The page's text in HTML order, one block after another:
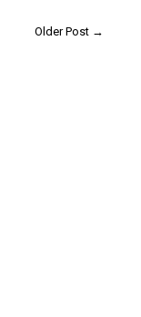
Older Post →